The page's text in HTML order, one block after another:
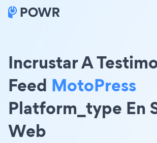
Incrustar A
Feed MotoPress
Platform_type En
Web